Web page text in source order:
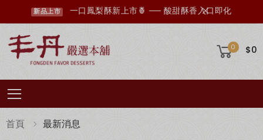
點我加入會員 丰丹LINE會員招募中，您想知道的資訊這裡都有✨
0 $0
Toggle mobile menu
首頁 最新消息